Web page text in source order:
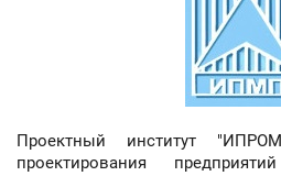
Проектный институт
проектирования